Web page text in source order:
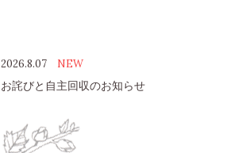
2026.8.07 NEW
お詫びと自主回収のお知らせ